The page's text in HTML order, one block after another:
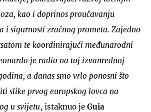
kao i doprinos proučavanju
i sigurnosti zračnog prometa. Zajedno
te koordinirajući međunarodni
je radio na toj izvanrednoj
a danas smo vrlo ponosni što
slike prvog europskog lovca na
u svijetu, istaknuo je Guia